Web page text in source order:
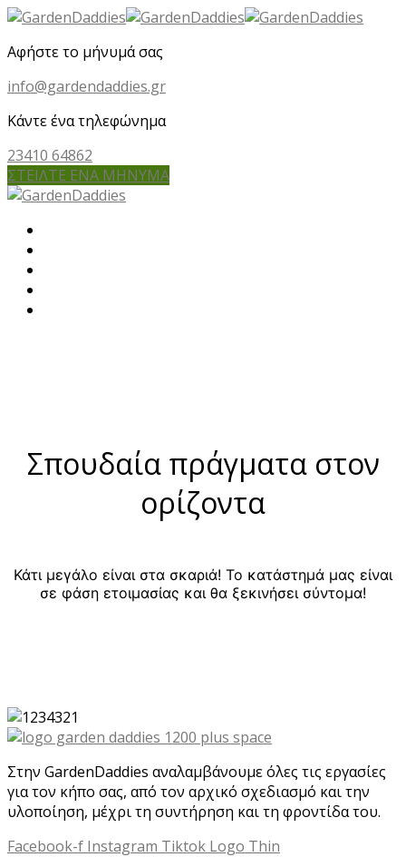
Αφήστε το μήνυμά σας
info@gardendaddies.gr
Κάντε ένα τηλεφώνημα
23410 64862
ΣΤΕΙΛΤΕ ΕΝΑ ΜΗΝΥΜΑ
Σπουδαία πράγματα στον
ορίζοντα
Κάτι μεγάλο είναι στα σκαριά! Το κατάστημά μας είναι
σε φάση ετοιμασίας και θα ξεκινήσει σύντομα!
Στην GardenDaddies αναλαμβάνουμε όλες τις εργασίες
για τον κήπο σας, από τον αρχικό σχεδιασμό και την
υλοποίηση, μέχρι τη συντήρηση και τη φροντίδα του.
Facebook-f Instagram Tiktok Logo Thin